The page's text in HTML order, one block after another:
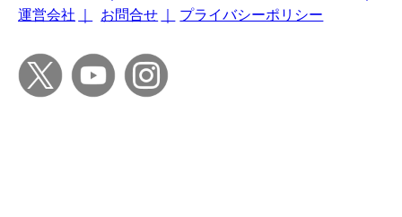
運営会社
お問合せ プライバシーポリシー